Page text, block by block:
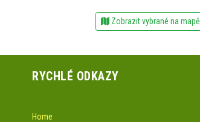
Zobrazit vybrané na mapě
RYCHLÉ ODKAZY
Home